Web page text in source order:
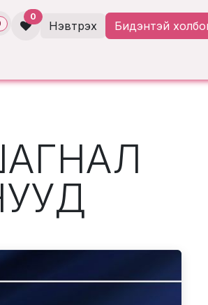
0
Нэвтрэх Бидэнтэй